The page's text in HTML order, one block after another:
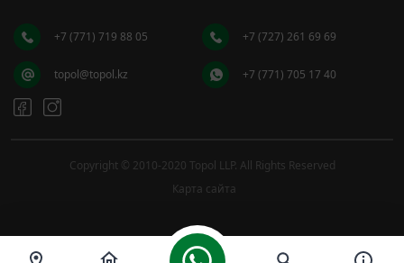
+7 (771) 719 88 05 +7 (727) 261 69 69
topol@topol.kz +7 (771) 705 17 40
Copyright © 2010-2020 Topol LLP. All Rights Reserved
Карта сайта